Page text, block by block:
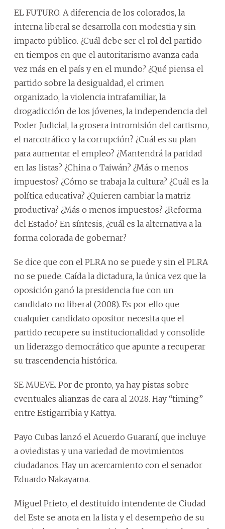
EL FUTURO. A diferencia de los colorados, la
interna liberal se desarrolla con modestia y sin
impacto público. ¿Cuál debe ser el rol del partido
en tiempos en que el autoritarismo avanza cada
vez más en el país y en el mundo? ¿Qué piensa el
partido sobre la desigualdad, el crimen
organizado, la violencia intrafamiliar, la
drogadicción de los jóvenes, la independencia del
Poder Judicial, la grosera intromisión del cartismo,
el narcotráfico y la corrupción? ¿Cuál es su plan
para aumentar el empleo? ¿Mantendrá la paridad
en las listas? ¿China o Taiwán? ¿Más o menos
impuestos? ¿Cómo se trabaja la cultura? ¿Cuál es la
política educativa? ¿Quieren cambiar la matriz
productiva? ¿Más o menos impuestos? ¿Reforma
del Estado? En síntesis, ¿cuál es la alternativa a la
forma colorada de gobernar?
Se dice que con el PLRA no se puede y sin el PLRA
no se puede. Caída la dictadura, la única vez que la
oposición ganó la presidencia fue con un
candidato no liberal (2008). Es por ello que
cualquier candidato opositor necesita que el
partido recupere su institucionalidad y consolide
un liderazgo democrático que apunte a recuperar
su trascendencia histórica.
SE MUEVE. Por de pronto, ya hay pistas sobre
eventuales alianzas de cara al 2028. Hay “timing”
entre Estigarribia y Kattya.
Payo Cubas lanzó el Acuerdo Guaraní, que incluye
a oviedistas y una variedad de movimientos
ciudadanos. Hay un acercamiento con el senador
Eduardo Nakayama.
Miguel Prieto, el destituido intendente de Ciudad
del Este se anota en la lista y el desempeño de su